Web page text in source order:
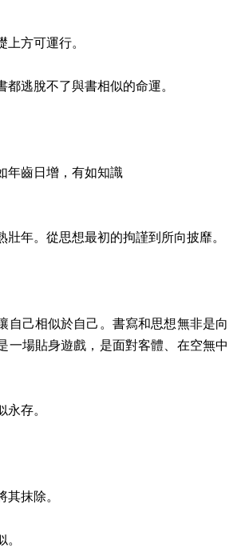
方可運行。
逃脫不了與書相似的命運。
年齒日增，有如知識
壯年。從思想最初的拘謹到所向披靡。
自己相似於自己。書寫和思想無非是向
一場貼身遊戲，是面對客體、在空無中
永存。
其抹除。